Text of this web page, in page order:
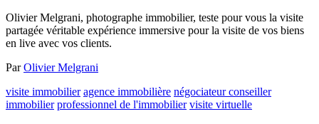
Olivier Melgrani, photographe immobilier, teste pour vous la visite
partagée véritable expérience immersive pour la visite de vos biens
en live avec vos clients.
ParOlivier Melgrani
visite immobilier agence immobilière négociateur conseiller
immobilier professionnel de l'immobilier visite virtuelle